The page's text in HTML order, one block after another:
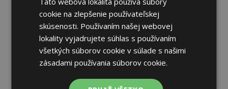
Pirelli SCORPION WINTER
cookie na zlepšenie používateľskej
skúsenosti. Používaním našej webovej
lokality vyjadrujete súhlas s používaním
všetkých súborov cookie v súlade s našimi
zásadami používania súborov cookie.